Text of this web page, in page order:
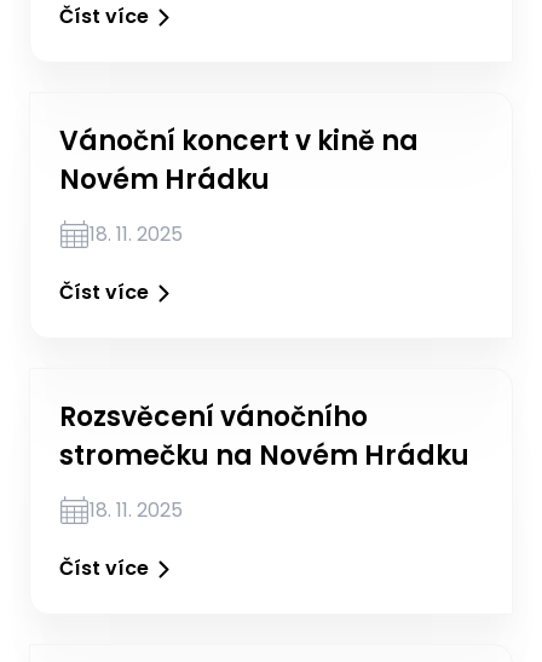
Číst více
Vánoční koncert v kině na
Novém Hrádku
18. 11. 2025
Číst více
Rozsvěcení vánočního
stromečku na Novém Hrádku
18. 11. 2025
Číst více